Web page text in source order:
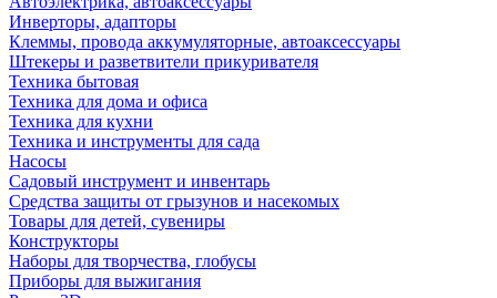
Инверторы, адапторы
Клеммы, провода аккумуляторные, автоаксессуары
Штекеры и разветвители прикуривателя
Техника бытовая
Техника для дома и офиса
Техника для кухни
Техника и инструменты для сада
Насосы
Садовый инструмент и инвентарь
Средства защиты от грызунов и насекомых
Товары для детей, сувениры
Конструкторы
Наборы для творчества, глобусы
Приборы для выжигания